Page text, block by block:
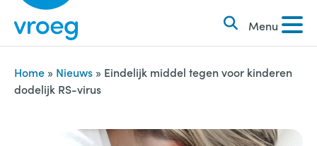
i
Menu
k
e
n
n
a
Home » Nieuws » Eindelijk middel tegen voor kinderen
dodelijk RS-virus